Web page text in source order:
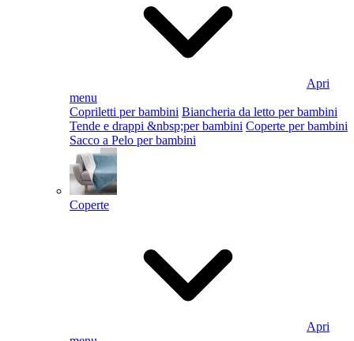
Apri
menu
Copriletti per bambini Biancheria da letto per bambini
Tende e drappi &nbsp;per bambini Coperte per bambini
Sacco a Pelo per bambini
Coperte
Apri